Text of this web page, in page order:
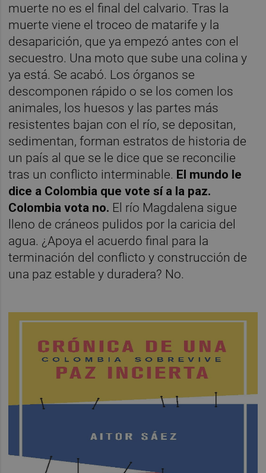
muerte no es el final del calvario. Tras la
muerte viene el troceo de matarife y la
desaparición, que ya empezó antes con el
secuestro. Una moto que sube una colina y
ya está. Se acabó. Los órganos se
descomponen rápido o se los comen los
animales, los huesos y las partes más
resistentes bajan con el río, se depositan,
sedimentan, forman estratos de historia de
un país al que se le dice que se reconcilie
tras un conflicto interminable. El mundo le
dice a Colombia que vote sí a la paz.
Colombia vota no. El río Magdalena sigue
lleno de cráneos pulidos por la caricia del
agua. ¿Apoya el acuerdo final para la
terminación del conflicto y construcción de
una paz estable y duradera? No.